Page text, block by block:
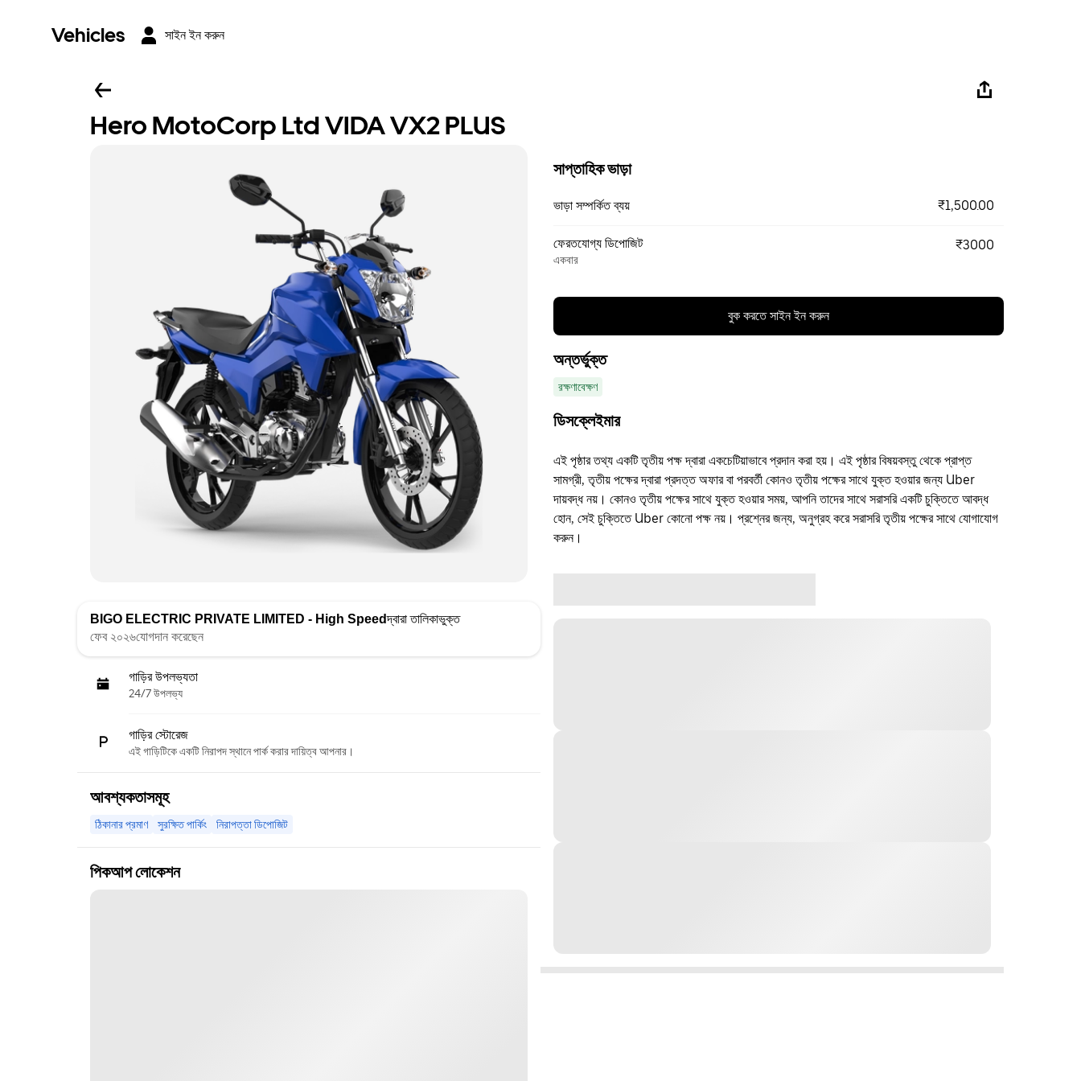
Vehicles সাইন ইন করুন
Hero MotoCorp Ltd VIDA VX2 PLUS
BIGO ELECTRIC PRIVATE LIMITED - High Speedদ্বারা তালিকাভুক্ত
ফেব ২০২৬যোগদান করেছেন
গাড়ির উপলভ্যতা
24/7 উপলভ্য
গাড়ির স্টোরেজ
এই গাড়িটিকে একটি নিরাপদ স্থানে পার্ক করার দায়িত্ব আপনার।
আবশ্যকতাসমূহ
ঠিকানার প্রমাণ সুরক্ষিত পার্কিং নিরাপত্তা ডিপোজিট
পিকআপ লোকেশন
সাপ্তাহিক ভাড়া
ভাড়া সম্পর্কিত ব্যয় ₹1,500.00
ফেরতযোগ্য ডিপোজিট
একবার
₹3000
বুক করতে সাইন ইন করুন
অন্তর্ভুক্ত
রক্ষণাবেক্ষণ
ডিসক্লেইমার
এই পৃষ্ঠার তথ্য একটি তৃতীয় পক্ষ দ্বারা একচেটিয়াভাবে প্রদান করা হয়। এই পৃষ্ঠার বিষয়বস্তু থেকে প্রাপ্ত
সামগ্রী, তৃতীয় পক্ষের দ্বারা প্রদত্ত অফার বা পরবর্তী কোনও তৃতীয় পক্ষের সাথে যুক্ত হওয়ার জন্য Uber
দায়বদ্ধ নয়। কোনও তৃতীয় পক্ষের সাথে যুক্ত হওয়ার সময়, আপনি তাদের সাথে সরাসরি একটি চুক্তিতে আবদ্ধ
হোন, সেই চুক্তিতে Uber কোনো পক্ষ নয়। প্রশ্নের জন্য, অনুগ্রহ করে সরাসরি তৃতীয় পক্ষের সাথে যোগাযোগ
করুন।